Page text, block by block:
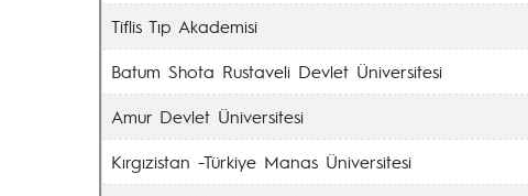
Tiflis Tıp Akademisi
Batum Shota Rustaveli Devlet Üniversitesi
Amur Devlet Üniversitesi
Kırgızistan -Türkiye Manas Üniversitesi